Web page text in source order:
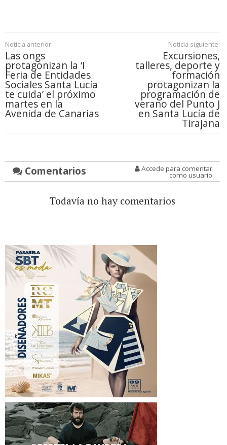
Noticia anterior:
Las ongs
protagonizan la ‘I
Feria de Entidades
Sociales Santa Lucía
te cuida’ el próximo
martes en la
Avenida de Canarias
Noticia siguiente:
Excursiones,
talleres, deporte y
formación
protagonizan la
programación de
verano del Punto J
en Santa Lucía de
Tirajana
Comentarios Accede para comentar
como usuario
Todavía no hay comentarios